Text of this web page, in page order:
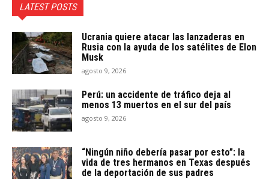
LATEST POSTS
Ucrania quiere atacar las lanzaderas en
Rusia con la ayuda de los satélites de Elon
Musk
agosto 9, 2026
Perú: un accidente de tráfico deja al
menos 13 muertos en el sur del país
agosto 9, 2026
“Ningún niño debería pasar por esto”: la
vida de tres hermanos en Texas después
de la deportación de sus padres